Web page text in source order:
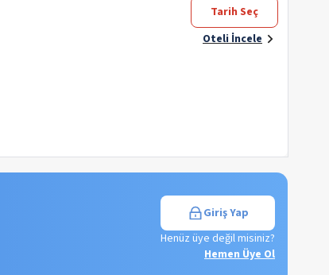
Tarih Seç
Oteli İncele
Giriş Yap
Henüz üye değil misiniz?
Hemen Üye Ol